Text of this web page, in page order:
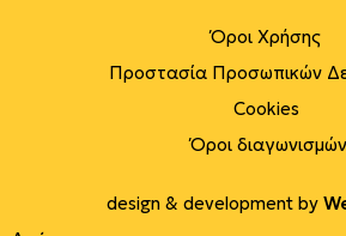
Όροι Χρήσης
Προστασία Προσωπικών
Cookies
Όροι διαγωνισμών
design & development by